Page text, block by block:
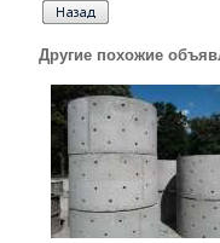
Другие похожие